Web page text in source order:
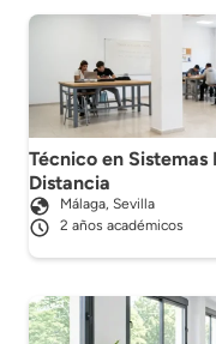
Técnico en
Distancia
Málaga, Sevilla
2 años académicos